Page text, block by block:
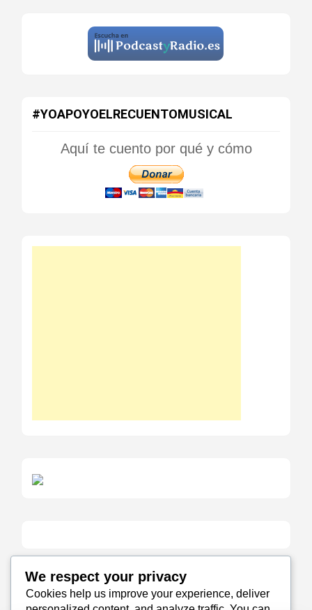
#YOAPOYOELRECUENTOMUSICAL
Aquí te cuento por qué y cómo
Política de Cookies
We respect your privacy
Cookies help us improve your experience, deliver